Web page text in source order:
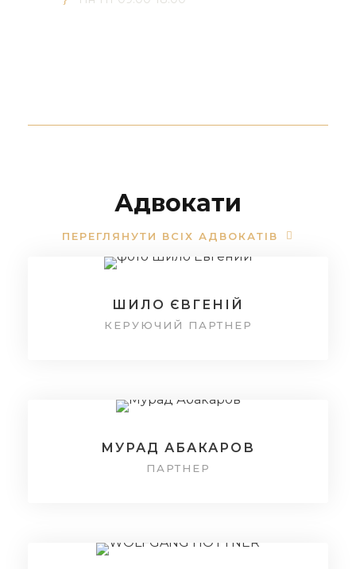
Адвокати
ПЕРЕГЛЯНУТИ ВСІХ АДВОКАТІВ
ШИЛО ЄВГЕНІЙ
КЕРУЮЧИЙ ПАРТНЕР
МУРАД АБАКАРОВ
ПАРТНЕР